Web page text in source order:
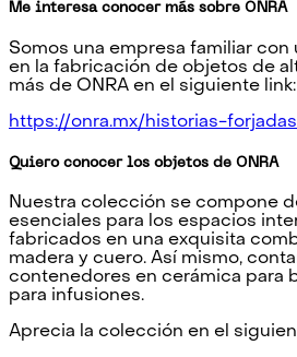
Me interesa conocer más sobre ONRA
Somos una empresa familiar
en la fabricación de objetos de
más de ONRA en el siguiente link:
https://onra.mx/historias-
Quiero conocer los objetos de ONRA
Nuestra colección se compone
esenciales para los espacios
fabricados en una exquisita
madera y cuero. Así mismo,
contenedores en cerámica para
para infusiones.
Aprecia la colección en el